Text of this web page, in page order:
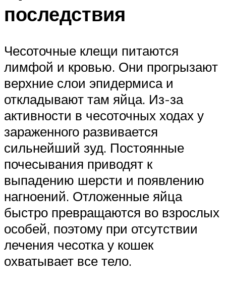
последствия
Чесоточные клещи питаются
лимфой и кровью. Они прогрызают
верхние слои эпидермиса и
откладывают там яйца. Из-за
активности в чесоточных ходах у
зараженного развивается
сильнейший зуд. Постоянные
почесывания приводят к
выпадению шерсти и появлению
нагноений. Отложенные яйца
быстро превращаются во взрослых
особей, поэтому при отсутствии
лечения чесотка у кошек
охватывает все тело.